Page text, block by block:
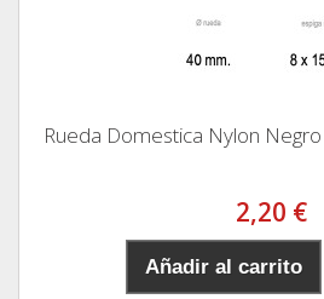
Rueda Domestica Nylon
2,20 €
Añadir al carrito